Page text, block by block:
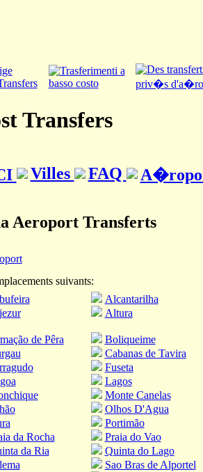
Transfers
Villes FAQ
Aeroport Transferts
suivants:
Alcantarilha
Altura
de Pêra
Boliqueime
Cabanas de Tavira
Fuseta
Lagos
Monte Canelas
Olhos D'Agua
Portimão
da Rocha
Praia do Vao
da Ria
Quinta do Lago
Sao Bras de Alportel